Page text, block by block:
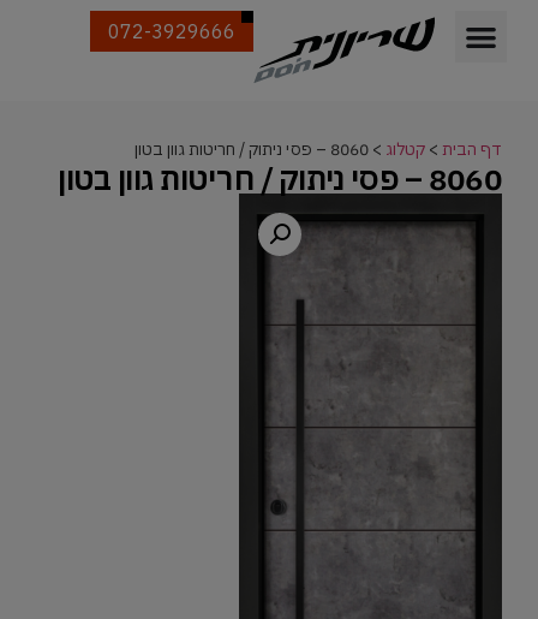
072-3929666
דף הבית > קטלוג > 8060 – פסי ניתוק / חריטות גוון בטון
8060 – פסי ניתוק / חריטות גוון בטון